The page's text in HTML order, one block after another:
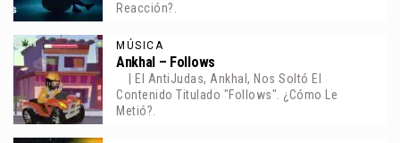
Reacción?.
MÚSICA
Ankhal – Follows
| El AntiJudas, Ankhal, Nos Soltó El
Contenido Titulado "Follows". ¿Cómo Le
Metió?.